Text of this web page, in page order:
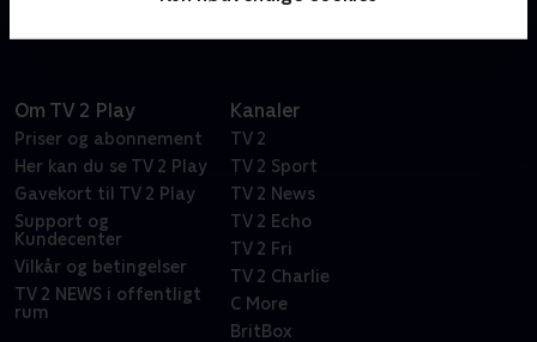
Om TV 2 Play
Priser og abonnement
Her kan du se TV 2 Play
Gavekort til TV 2 Play
Support og
Kundecenter
Vilkår og betingelser
TV 2 NEWS i offentligt
rum
Kanaler
TV 2
TV 2 Sport
TV 2 News
TV 2 Echo
TV 2 Fri
TV 2 Charlie
C More
BritBox